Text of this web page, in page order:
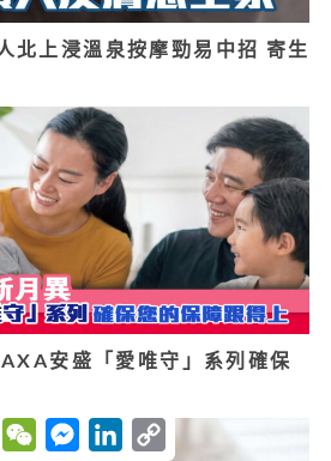
北上浸溫泉按摩勁易中招 寄生
安盛「愛唯守」系列確保
W
h
W
e
M
e
L